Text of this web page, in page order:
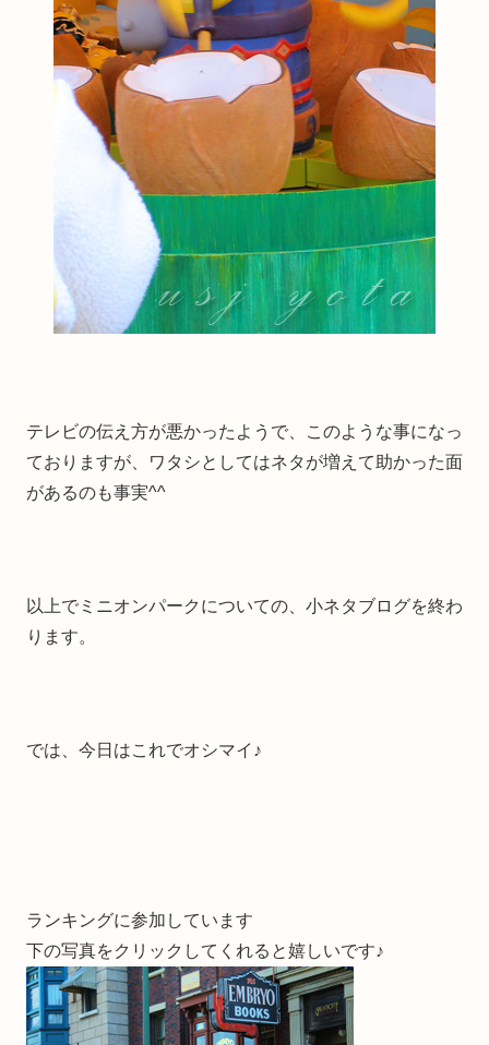
テレビの伝え方が悪かったようで、このような事になっ
ておりますが、ワタシとしてはネタが増えて助かった面
があるのも事実^^
以上でミニオンパークについての、小ネタブログを終わ
ります。
では、今日はこれでオシマイ♪
ランキングに参加しています
下の写真をクリックしてくれると嬉しいです♪